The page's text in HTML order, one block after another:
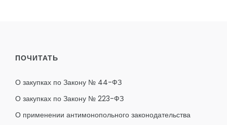
ПОЧИТАТЬ
О закупках по Закону № 44-ФЗ
О закупках по Закону № 223-ФЗ
О применении антимонопольного законодательства